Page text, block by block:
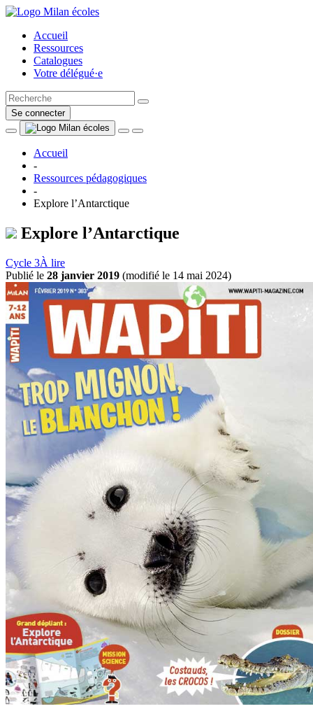
Accueil
Ressources
Catalogues
Votre délégué·e
Se connecter
Accueil
-
Ressources pédagogiques
-
Explore l’Antarctique
Explore l’Antarctique
Cycle 3À lire
Publié le 28 janvier 2019 (modifié le 14 mai 2024)